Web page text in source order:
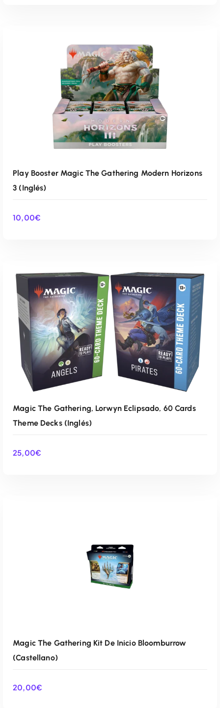
Play Booster Magic The Gathering Modern Horizons
3 (Inglés)
10,00€
Magic The Gathering, Lorwyn Eclipsado, 60 Cards
Theme Decks (Inglés)
25,00€
Magic The Gathering Kit De Inicio Bloomburrow
(Castellano)
20,00€